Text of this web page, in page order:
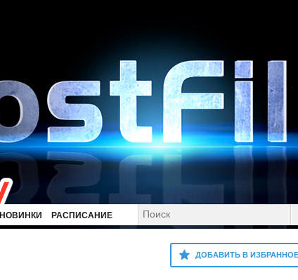
НОВИНКИ РАСПИСАНИЕ
ДОБАВИТЬ В ИЗБРАННОЕ